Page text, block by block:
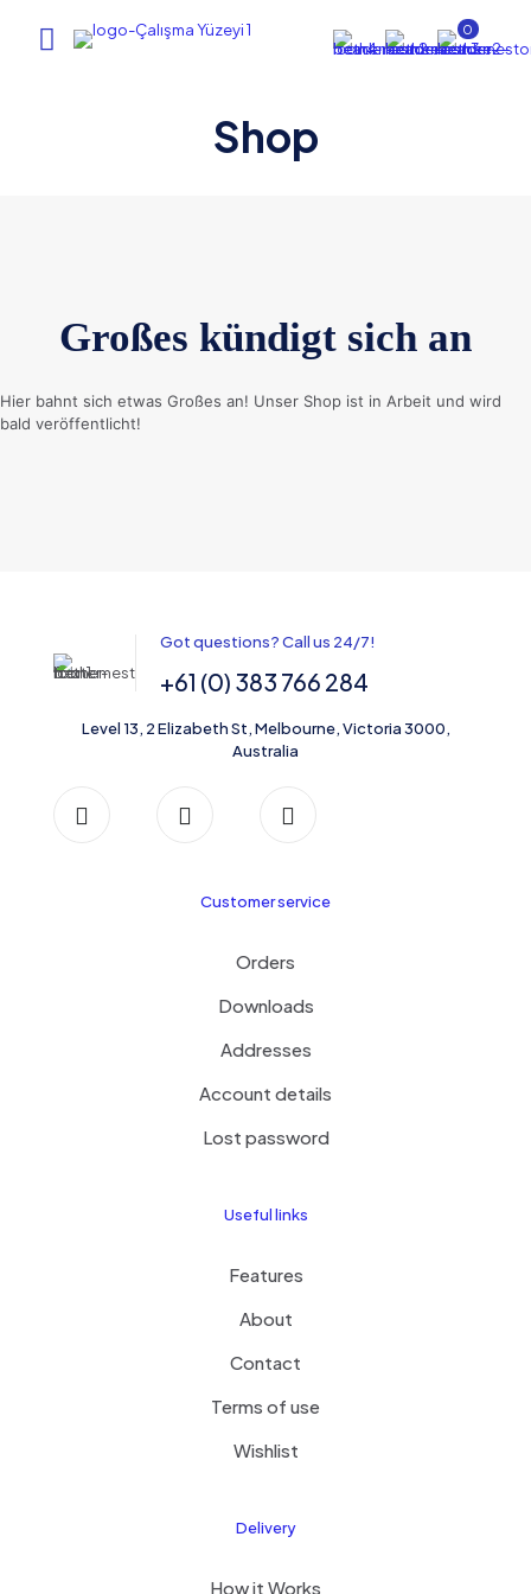
0
Shop
Großes kündigt sich an
Hier bahnt sich etwas Großes an! Unser Shop ist in Arbeit und wird
bald veröffentlicht!
Got questions? Call us 24/7!
+61 (0) 383 766 284
Level 13, 2 Elizabeth St, Melbourne, Victoria 3000,
Australia
Customer service
Orders
Downloads
Addresses
Account details
Lost password
Useful links
Features
About
Contact
Terms of use
Wishlist
Delivery
How it Works